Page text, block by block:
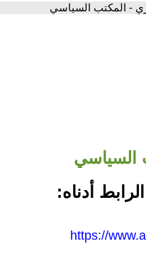
السياسي
أدناه:
https://